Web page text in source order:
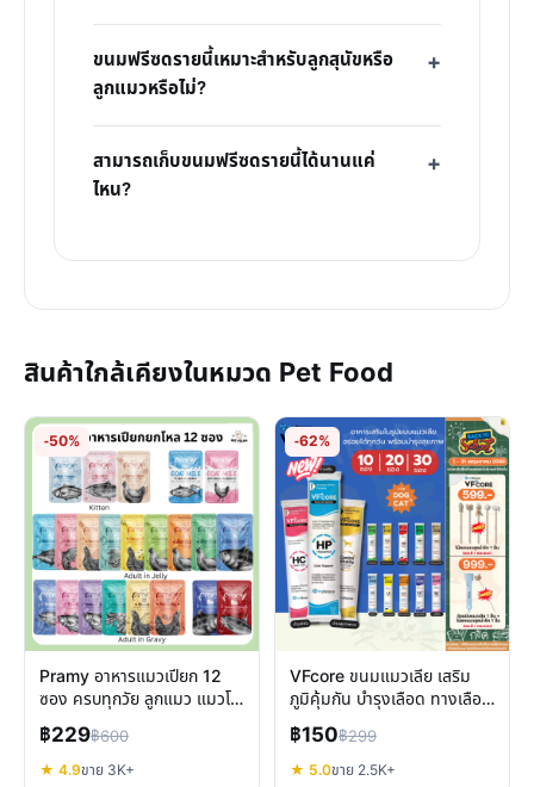
ขนมฟรีซดรายนี้เหมาะสำหรับลูกสุนัขหรือ
ลูกแมวหรือไม่?
สามารถเก็บขนมฟรีซดรายนี้ได้นานแค่
ไหน?
สินค้าใกล้เคียงในหมวด Pet Food
-50%
Pramy อาหารแมวเปียก 12
ซอง ครบทุกวัย ลูกแมว แมวโต
แมวสูงวัย สูตรเฉพาะ
฿229฿600
★ 4.9ขาย 3K+
-62%
VFcore ขนมแมวเลีย เสริม
ภูมิคุ้มกัน บำรุงเลือด ทางเลือก
อร่อยเพื่อสุขภาพแมว
฿150฿299
★ 5.0ขาย 2.5K+